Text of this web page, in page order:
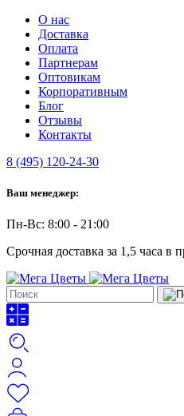
О нас
Доставка
Оплата
Партнерам
Оптовикам
Корпоративным
Блог
Отзывы
Контакты
8 (495) 120-24-30
Ваш менеджер:
Пн-Вс: 8:00 - 21:00
Срочная доставка за 1,5 часа в